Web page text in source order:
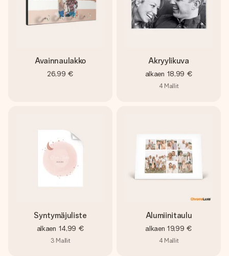
Avainnaulakko
26,99 €
Akryylikuva
alkaen 18,99 €
4 Mallit
Syntymäjuliste
alkaen 14,99 €
3 Mallit
Alumiinitaulu
alkaen 19,99 €
4 Mallit